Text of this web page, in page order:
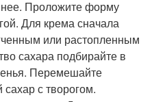
Проложите форму
Для крема сначала
или растопленным
сахара подбирайте в
Перемешайте
с творогом.